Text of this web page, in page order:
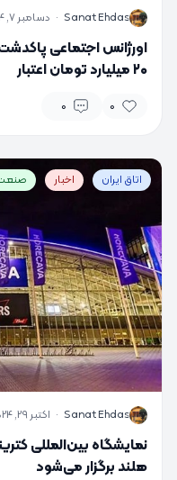
S
Sanat Ehdas
· دسامبر 7, 2024
اورژانس اجتماعی
۲۰ میلیارد تومان اعتبار
0
0
اتاق ایران اخبار
S
Sanat Ehdas
· اکتبر 29, 2024
هلند برگزار می‌شود